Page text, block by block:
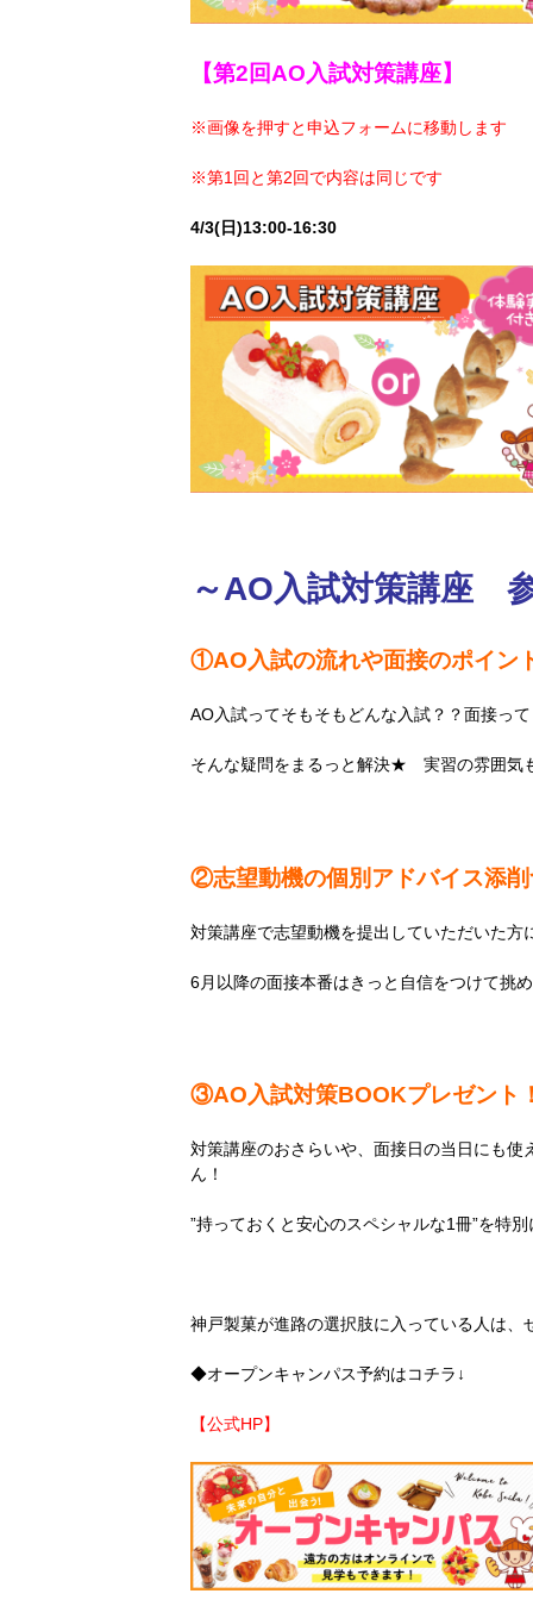
【第2回AO入試対策講座】
※画像を押すと申込フォームに移動します
※第1回と第2回で内容は同じです
4/3(日)13:00-16:30
～AO入試対策講座
①AO入試の流れや面接のポイン
AO入試ってそもそもどんな入試？？面接っ
そんな疑問をまるっと解決★ 実習の雰囲気
②志望動機の個別アドバイス添
対策講座で志望動機を提出していただいた
6月以降の面接本番はきっと自信をつけて挑
③AO入試対策BOOKプレゼント
対策講座のおさらいや、面接日の当日にも
ん！
”持っておくと安心のスペシャルな1冊”を特
神戸製菓が進路の選択肢に入っている人は
◆オープンキャンパス予約はコチラ↓
【公式HP】